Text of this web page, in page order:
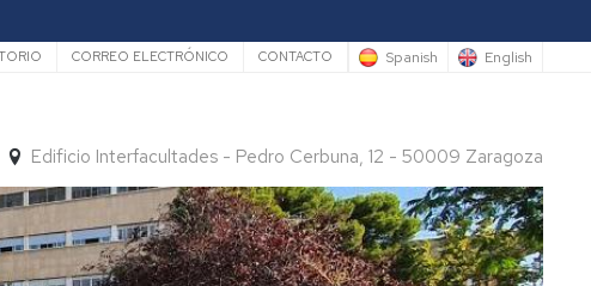
CORREO ELECTRÓNICO CONTACTO Spanish English
Edificio Interfacultades - Pedro Cerbuna, 12 - 50009 Zaragoza